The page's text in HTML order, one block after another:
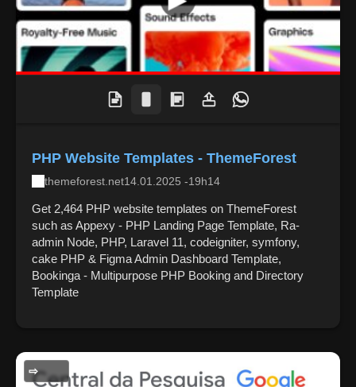
PHP Website Templates - ThemeForest
themeforest.net14.01.2025 -19h14
Get 2,464 PHP website templates on ThemeForest
such as Appexy - PHP Landing Page Template, Ra-
admin Node, PHP, Laravel 11, codeigniter, symfony,
cake PHP & Figma Admin Dashboard Template,
Bookinga - Multipurpose PHP Booking and Directory
Template
GERAL